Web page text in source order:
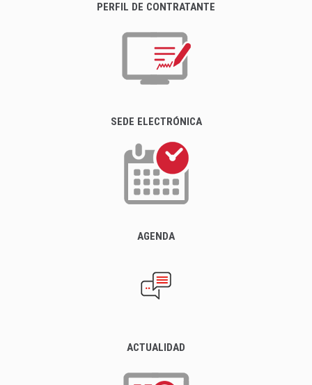
PERFIL DE CONTRATANTE
SEDE ELECTRÓNICA
AGENDA
ACTUALIDAD